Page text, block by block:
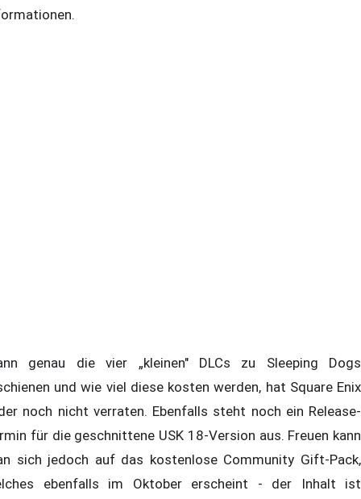
genau die vier „kleinen" DLCs zu Sleeping Dogs
und wie viel diese kosten werden, hat Square Enix
noch nicht verraten. Ebenfalls steht noch ein Release-
für die geschnittene USK 18-Version aus. Freuen kann
sich jedoch auf das kostenlose Community Gift-Pack,
ebenfalls im Oktober erscheint - der Inhalt ist